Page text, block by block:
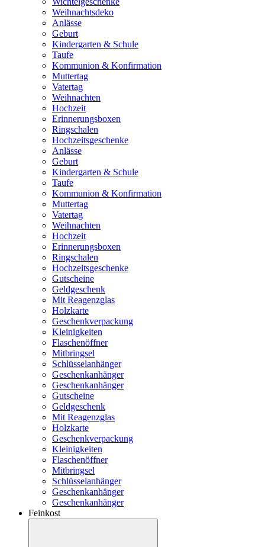
Weihnachtsdeko
Anlässe
Geburt
Kindergarten & Schule
Taufe
Kommunion & Konfirmation
Muttertag
Vatertag
Weihnachten
Hochzeit
Erinnerungsboxen
Ringschalen
Hochzeitsgeschenke
Anlässe
Geburt
Kindergarten & Schule
Taufe
Kommunion & Konfirmation
Muttertag
Vatertag
Weihnachten
Hochzeit
Erinnerungsboxen
Ringschalen
Hochzeitsgeschenke
Gutscheine
Geldgeschenk
Mit Reagenzglas
Holzkarte
Geschenkverpackung
Kleinigkeiten
Flaschenöffner
Mitbringsel
Schlüsselanhänger
Geschenkanhänger
Geschenkanhänger
Gutscheine
Geldgeschenk
Mit Reagenzglas
Holzkarte
Geschenkverpackung
Kleinigkeiten
Flaschenöffner
Mitbringsel
Schlüsselanhänger
Geschenkanhänger
Geschenkanhänger
Feinkost